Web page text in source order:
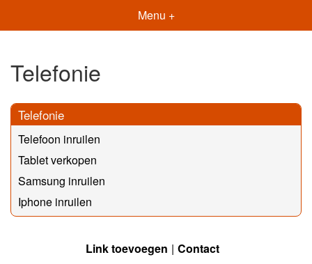
Menu +
Telefonie
Telefonie
Telefoon inruilen
Tablet verkopen
Samsung inruilen
Iphone inruilen
Link toevoegen Contact